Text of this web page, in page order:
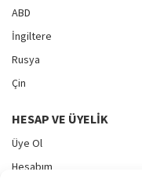
ABD
İngiltere
Rusya
Çin
HESAP VE ÜYELIK
Üye Ol
Hesabım